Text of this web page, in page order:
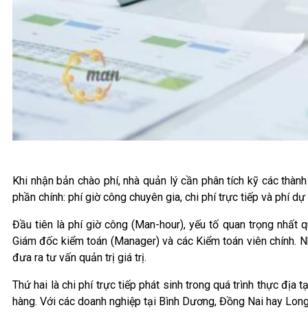
Khi nhận bản chào phí, nhà quản lý cần phân tích kỹ các
phần chính: phí giờ công chuyên gia, chi phí trực tiếp và phí
Đầu tiên là phí giờ công (Man-hour), yếu tố quan trọng nhất
Giám đốc kiểm toán (Manager) và các Kiểm toán viên chính.
đưa ra tư vấn quản trị giá trị.
Thứ hai là chi phí trực tiếp phát sinh trong quá trình thực địa
hàng. Với các doanh nghiệp tại Bình Dương, Đồng Nai hay